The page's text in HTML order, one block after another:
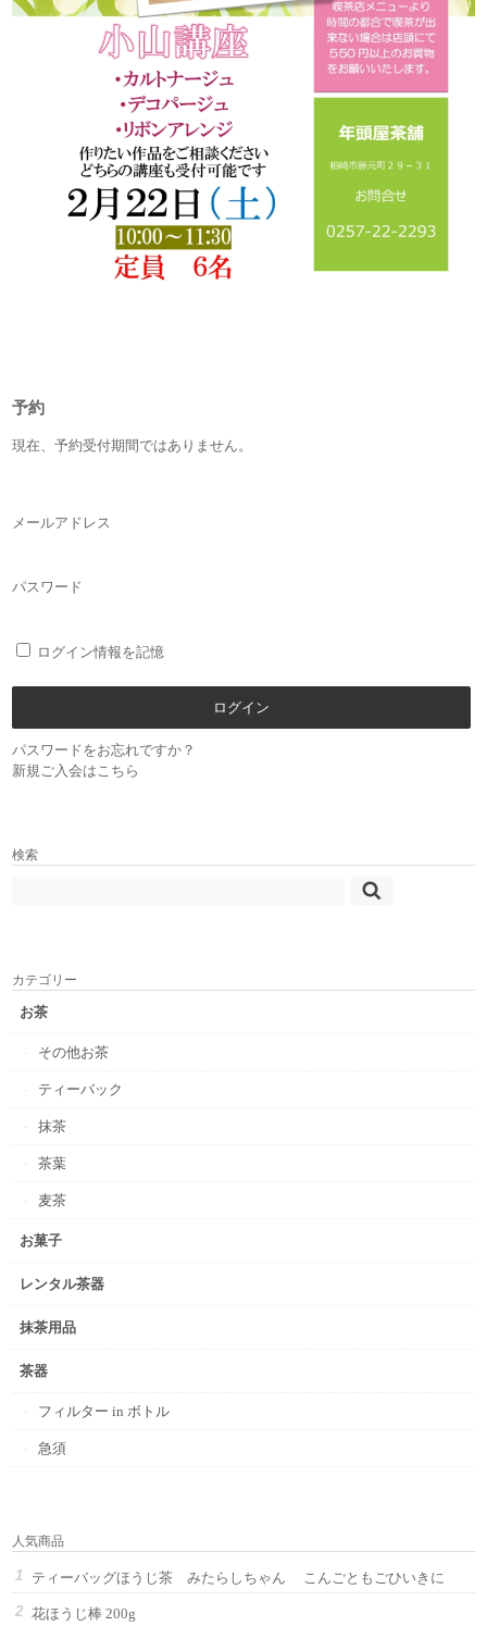
予約
現在、予約受付期間ではありません。
メールアドレス
パスワード
ログイン情報を記憶
パスワードをお忘れですか？
新規ご入会はこちら
検索
カテゴリー
お茶
その他お茶
ティーバック
抹茶
茶葉
麦茶
お菓子
レンタル茶器
抹茶用品
茶器
フィルター in ボトル
急須
人気商品
ティーバッグほうじ茶 みたらしちゃん こんごともごひいきに
花ほうじ棒 200g